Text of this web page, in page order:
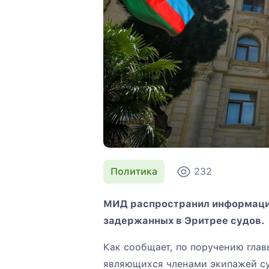
Политика 232
МИД распространил
задержанных в Эритрее судов.
Как сообщает, по поручению
являющихся членами экипажей